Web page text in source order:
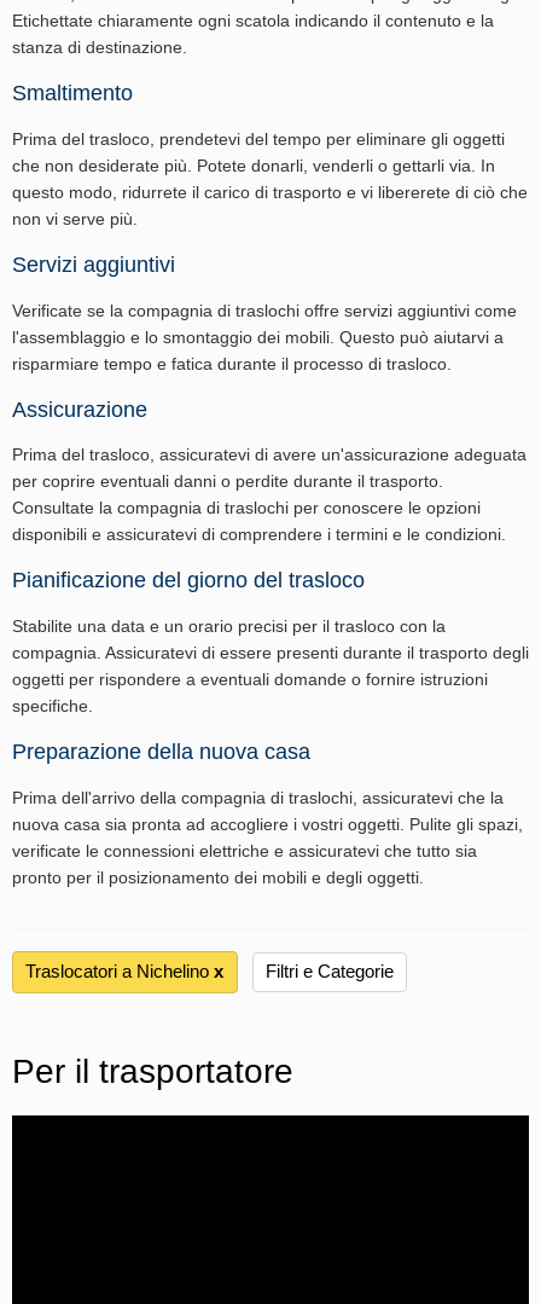
Etichettate chiaramente ogni scatola indicando il contenuto e la
stanza di destinazione.
Smaltimento
Prima del trasloco, prendetevi del tempo per eliminare gli oggetti
che non desiderate più. Potete donarli, venderli o gettarli via. In
questo modo, ridurrete il carico di trasporto e vi libererete di ciò che
non vi serve più.
Servizi aggiuntivi
Verificate se la compagnia di traslochi offre servizi aggiuntivi come
l'assemblaggio e lo smontaggio dei mobili. Questo può aiutarvi a
risparmiare tempo e fatica durante il processo di trasloco.
Assicurazione
Prima del trasloco, assicuratevi di avere un'assicurazione adeguata
per coprire eventuali danni o perdite durante il trasporto.
Consultate la compagnia di traslochi per conoscere le opzioni
disponibili e assicuratevi di comprendere i termini e le condizioni.
Pianificazione del giorno del trasloco
Stabilite una data e un orario precisi per il trasloco con la
compagnia. Assicuratevi di essere presenti durante il trasporto degli
oggetti per rispondere a eventuali domande o fornire istruzioni
specifiche.
Preparazione della nuova casa
Prima dell'arrivo della compagnia di traslochi, assicuratevi che la
nuova casa sia pronta ad accogliere i vostri oggetti. Pulite gli spazi,
verificate le connessioni elettriche e assicuratevi che tutto sia
pronto per il posizionamento dei mobili e degli oggetti.
Traslocatori a Nichelino х Filtri e Categorie
Per il trasportatore